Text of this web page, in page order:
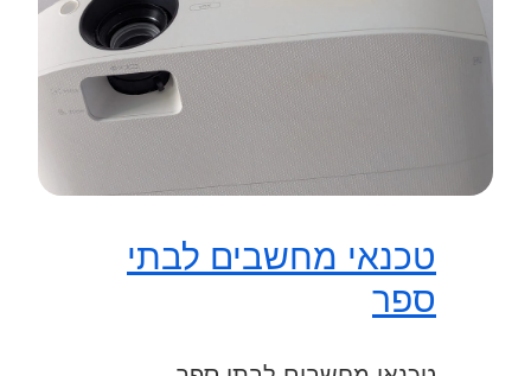
טכנאי מחשבים לבתי
ספר